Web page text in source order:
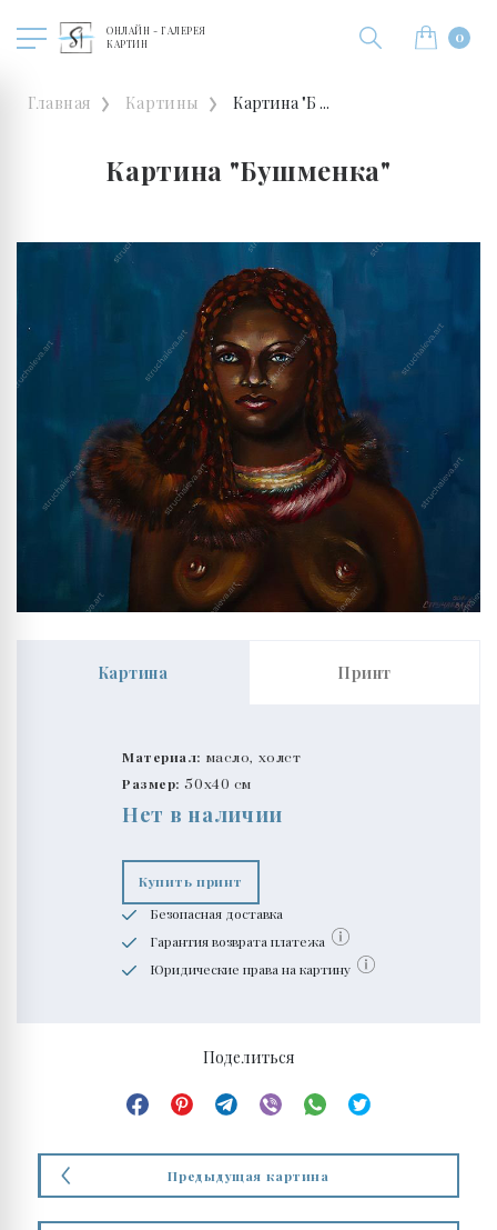
ОНЛАЙН - ГАЛЕРЕЯ
КАРТИН
0
Главная Картины Картина "Б ...
Картина "Бушменка"
Картина Принт
Материал: масло, холст
Размер: 50x40 см
Нет в наличии
Купить принт
Безопасная доставка
Гарантия возврата платежа
Юридические права на картину
Поделиться
Предыдущая картина